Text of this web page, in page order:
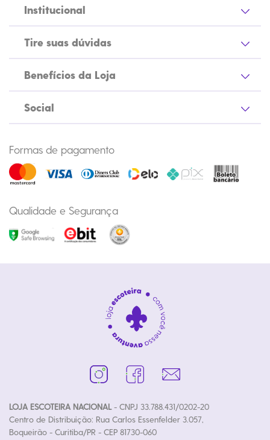
Institucional
Tire suas dúvidas
Benefícios da Loja
Social
Formas de pagamento
Qualidade e Segurança
LOJA ESCOTEIRA NACIONAL- CNPJ 33.788.431/0202-20
Centro de Distribuição: Rua Carlos Essenfelder 3.057,
Boqueirão - Curitiba/PR - CEP 81730-060